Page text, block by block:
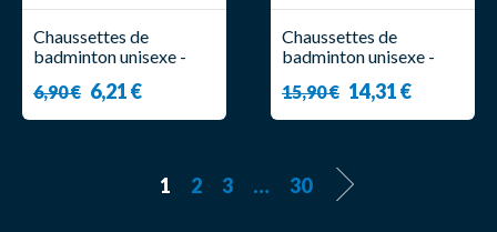
Chaussettes de
badminton unisexe -
6,90 € 6,21 €
Chaussettes de
badminton unisexe -
15,90 € 14,31 €
1 2 3 … 30